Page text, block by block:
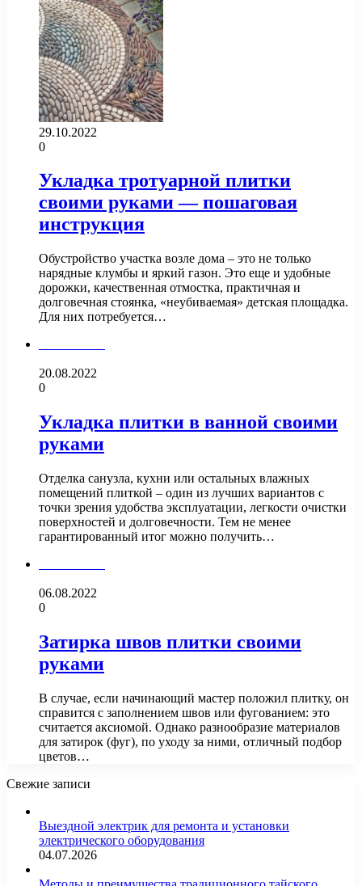
29.10.2022
0
Укладка тротуарной плитки
своими руками — пошаговая
инструкция
Обустройство участка возле дома – это не только
нарядные клумбы и яркий газон. Это еще и удобные
дорожки, качественная отмостка, практичная и
долговечная стоянка, «неубиваемая» детская площадка.
Для них потребуется…
20.08.2022
0
Укладка плитки в ванной своими
руками
Отделка санузла, кухни или остальных влажных
помещений плиткой – один из лучших вариантов с
точки зрения удобства эксплуатации, легкости очистки
поверхностей и долговечности. Тем не менее
гарантированный итог можно получить…
06.08.2022
0
Затирка швов плитки своими
руками
В случае, если начинающий мастер положил плитку, он
справится с заполнением швов или фугованием: это
считается аксиомой. Однако разнообразие материалов
для затирок (фуг), по уходу за ними, отличный подбор
цветов…
Свежие записи
Выездной электрик для ремонта и установки
электрического оборудования
04.07.2026